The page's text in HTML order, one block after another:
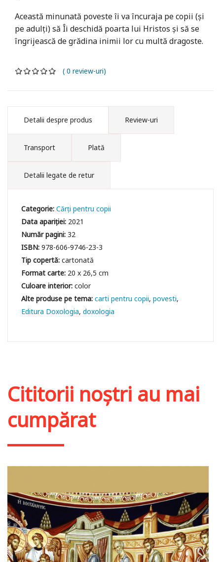
Această minunată poveste îi va încuraja pe copii (și
pe adulți) să Îi deschidă poarta lui Hristos și să se
îngrijească de grădina inimii lor cu multă dragoste.
( 0 review-uri)
Detalii despre produs Review-uri
Transport Plată
Detalii legate de retur
Categorie:Cărți pentru copii
Data apariției: 2021
Număr pagini:32
ISBN:978-606-9746-23-3
Tip copertă:cartonată
Format carte: 20 x 26,5 cm
Culoare interior:color
carti pentru copii povesti
Editura Doxologia doxologia
Cititorii noștri au mai
cumpărat